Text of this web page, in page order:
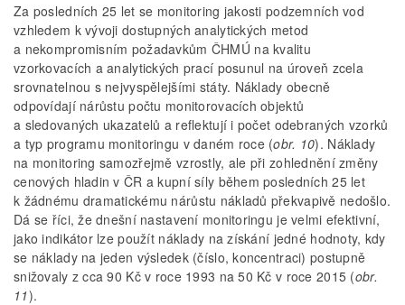
Za posledních 25 let se monitoring jakosti podzemních vod
vzhledem k vývoji dostupných analytických metod
a nekompromisním požadavkům ČHMÚ na kvalitu
vzorkovacích a analytických prací posunul na úroveň zcela
srovnatelnou s nejvyspělejšími státy. Náklady obecně
odpovídají nárůstu počtu monitorovacích objektů
a sledovaných ukazatelů a reflektují i počet odebraných vzorků
a typ programu monitoringu v daném roce (obr. 10). Náklady
na monitoring samozřejmě vzrostly, ale při zohlednění změny
cenových hladin v ČR a kupní síly během posledních 25 let
k žádnému dramatickému nárůstu nákladů překvapivě nedošlo.
Dá se říci, že dnešní nastavení monitoringu je velmi efektivní,
jako indikátor lze použít náklady na získání jedné hodnoty, kdy
se náklady na jeden výsledek (číslo, koncentraci) postupně
snižovaly z cca 90 Kč v roce 1993 na 50 Kč v roce 2015 (obr.
11).